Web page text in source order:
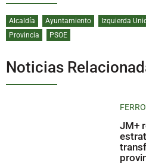
Alcaldía Ayuntamiento Izquierda
Provincia
PSOE
Noticias
JM+